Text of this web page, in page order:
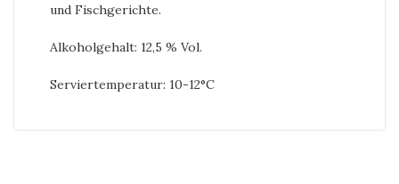
und Fischgerichte.
Alkoholgehalt: 12,5 % Vol.
Serviertemperatur: 10-12°C